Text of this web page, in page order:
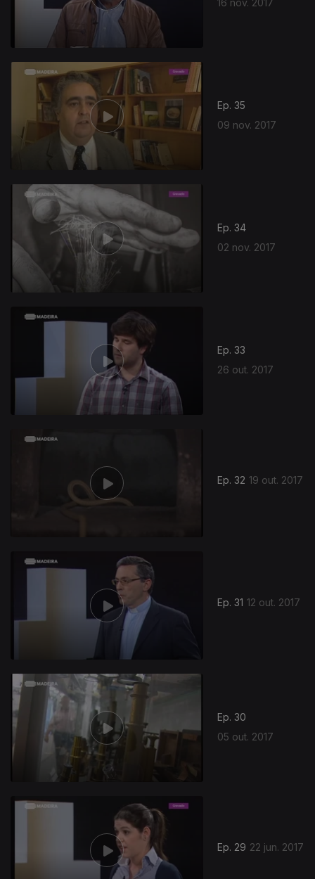
Ep. 35
09 nov. 2017
Ep. 34
02 nov. 2017
Ep. 33
26 out. 2017
Ep. 32 19 out. 2017
Ep. 31 12 out. 2017
Ep. 30
05 out. 2017
Ep. 29 22 jun. 2017
294878